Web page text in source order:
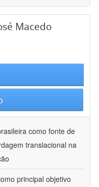
Macedo
como fonte de
translacional na
principal objetivo